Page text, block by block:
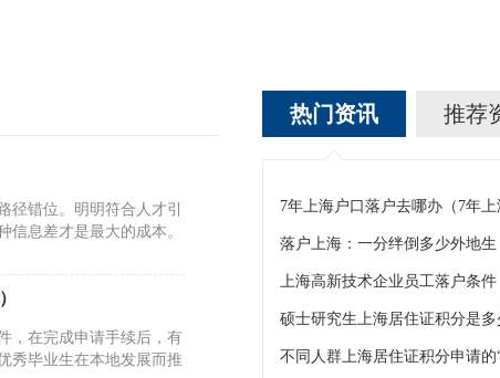
径错位。明明符合人才引
息差才是最大的成本。
，在完成申请手续后，有
秀毕业生在本地发展而推
热门资讯 推荐
7年上海户口落户去哪办（7年上
上海高新技术企业员工落户条
硕士研究生上海居住证积分是
不同人群上海居住证积分申请的